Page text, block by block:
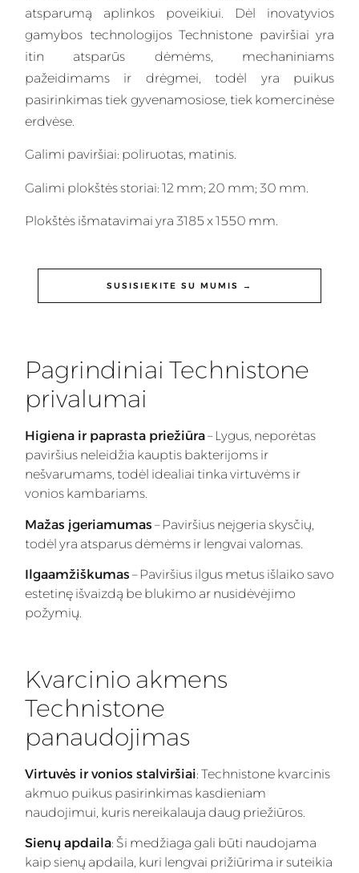
atsparumą aplinkos poveikiui. Dėl inovatyvios
gamybos technologijos Technistone paviršiai yra
itin atsparūs dėmėms, mechaniniams
pažeidimams ir drėgmei, todėl yra puikus
pasirinkimas tiek gyvenamosiose, tiek komercinėse
erdvėse.
Galimi paviršiai: poliruotas, matinis.
Galimi plokštės storiai: 12 mm; 20 mm; 30 mm.
Plokštės išmatavimai yra 3185 x 1550 mm.
SUSISIEKITE SU MUMIS →
Pagrindiniai Technistone
privalumai
Higiena ir paprasta priežiūra– Lygus, neporėtas
paviršius neleidžia kauptis bakterijoms ir
nešvarumams, todėl idealiai tinka virtuvėms ir
vonios kambariams.
Mažas įgeriamumas – Paviršius neįgeria skysčių,
todėl yra atsparus dėmėms ir lengvai valomas.
Ilgaamžiškumas – Paviršius ilgus metus išlaiko savo
estetinę išvaizdą be blukimo ar nusidėvėjimo
požymių.
Kvarcinio akmens
Technistone
panaudojimas
Virtuvės ir vonios stalviršiai: Technistone kvarcinis
akmuo puikus pasirinkimas kasdieniam
naudojimui, kuris nereikalauja daug priežiūros.
Sienų apdaila: Ši medžiaga gali būti naudojama
kaip sienų apdaila, kuri lengvai prižiūrima ir suteikia